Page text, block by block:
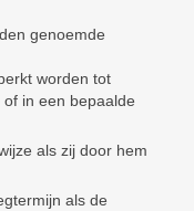
genoemde
worden tot
in een bepaalde
als zij door hem
als de